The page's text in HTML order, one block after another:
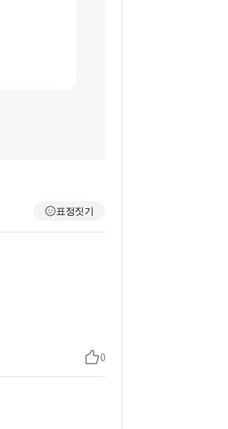
표정짓기
0